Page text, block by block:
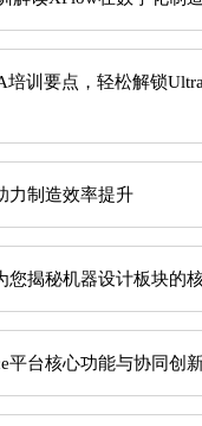
培训要点，轻松解锁
力制造效率提升
您揭秘机器设计板块的
平台核心功能与协同创